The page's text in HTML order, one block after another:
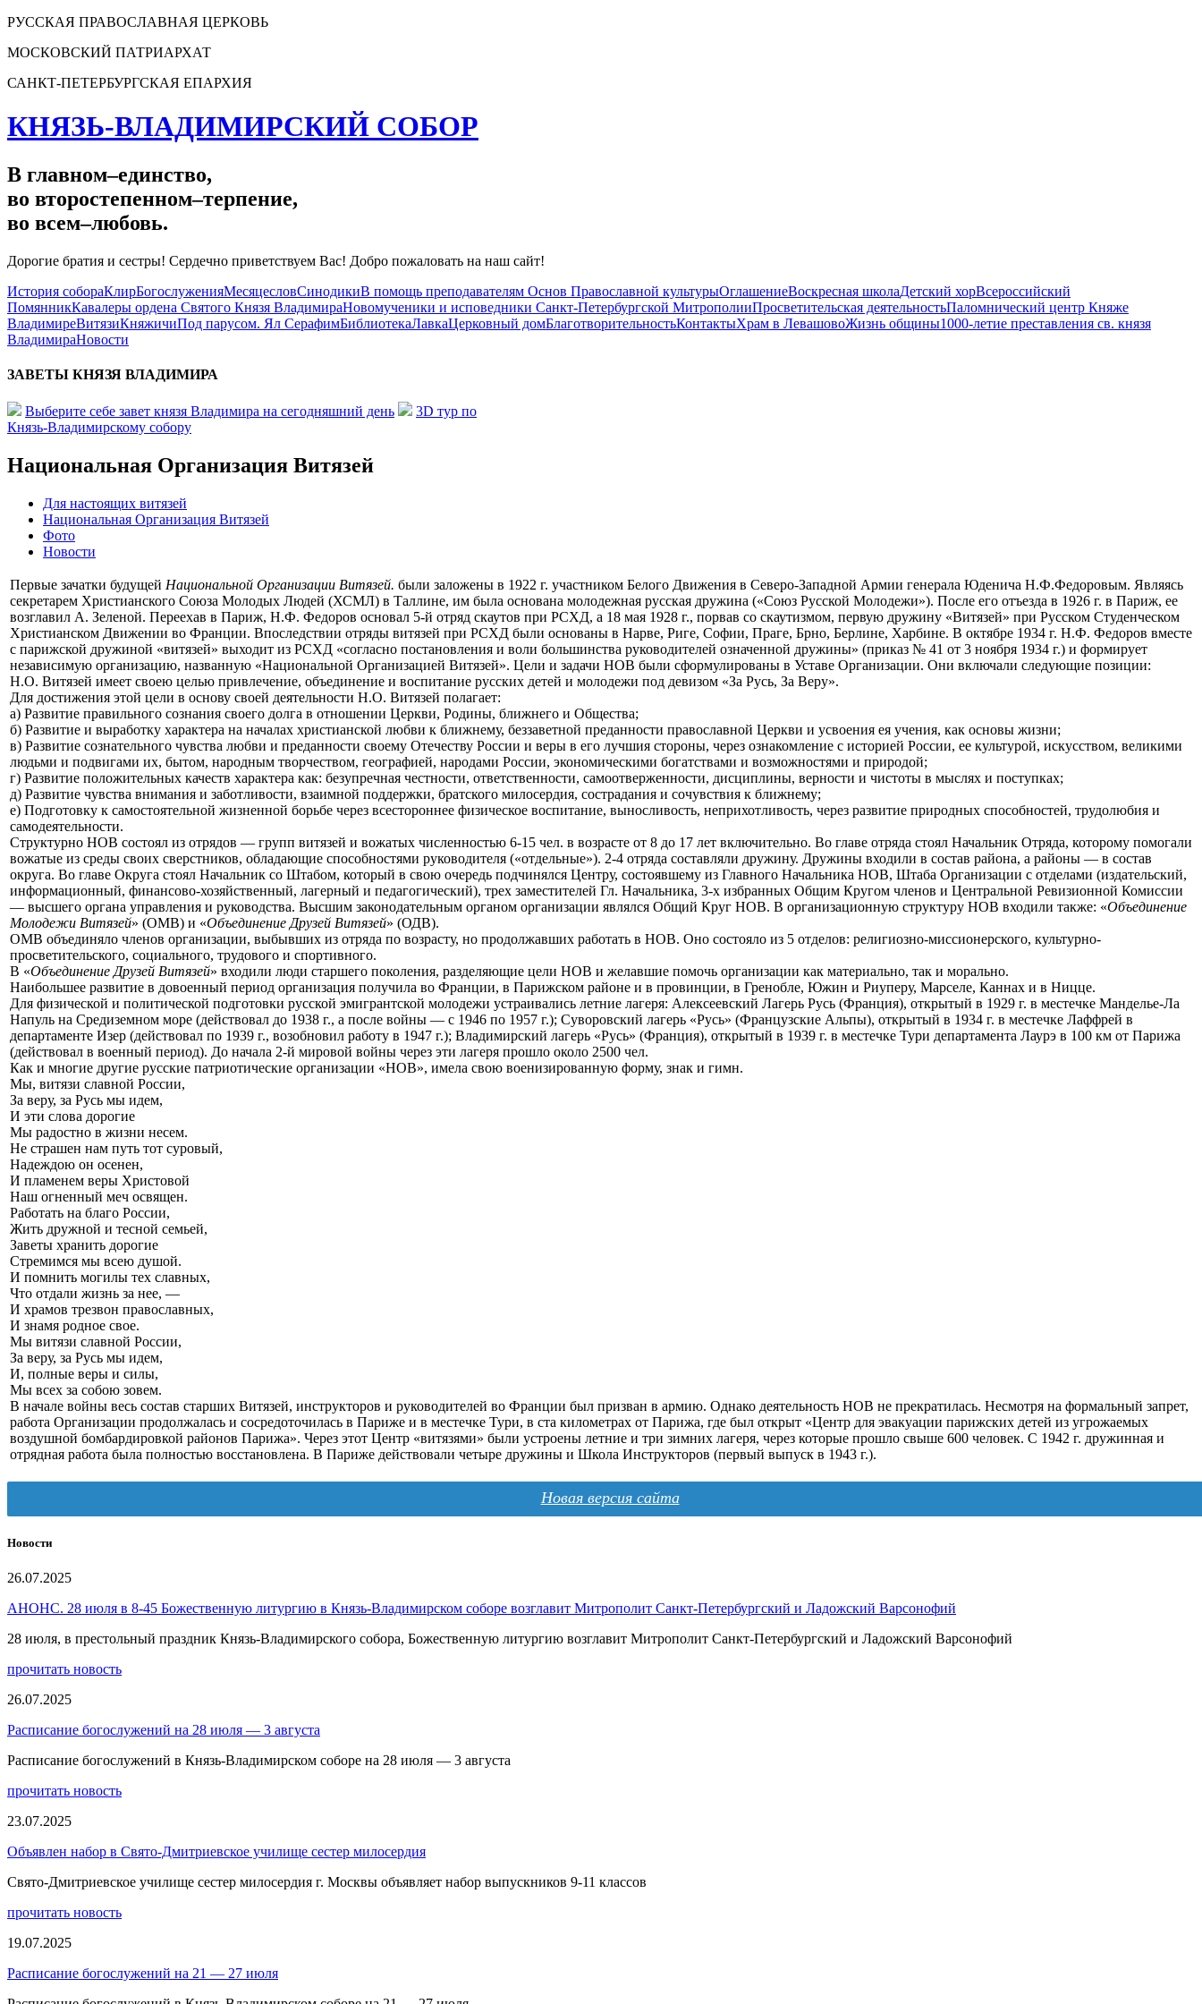
РУССКАЯ ПРАВОСЛАВНАЯ ЦЕРКОВЬ
МОСКОВСКИЙ ПАТРИАРХАТ
САНКТ-ПЕТЕРБУРГСКАЯ ЕПАРХИЯ
КНЯЗЬ-ВЛАДИМИРСКИЙ СОБОР
В главном–единство,
во второстепенном–терпение,
во всем–любовь.
Дорогие братия и сестры! Сердечно приветствуем Вас! Добро пожаловать на наш сайт!
История собораКлирБогослуженияМесяцесловСинодикиВ помощь преподавателям Основ Православной культурыОглашениеВоскресная школаДетский хорВсероссийский
ПомянникКавалеры ордена Святого Князя ВладимираНовомученики и исповедники Санкт-Петербургской МитрополииПросветительская деятельностьПаломнический центр Княже
ВладимиреВитязиКняжичиПод парусом. Ял СерафимБиблиотекаЛавкаЦерковный домБлаготворительностьКонтактыХрам в ЛевашовоЖизнь общины1000-летие преставления св. князя
ВладимираНовости
ЗАВЕТЫ КНЯЗЯ ВЛАДИМИРА
Выберите себе завет князя Владимира на сегодняшний день
3D тур по
Князь-Владимирскому собору
Национальная Организация Витязей
Для настоящих витязей
Национальная Организация Витязей
Фото
Новости
Первые зачатки будущей Национальной Организации Витязей. были заложены в 1922 г. участником Белого Движения в Северо-Западной Армии генерала Юденича Н.Ф.Федоровым. Являясь
секретарем Христианского Союза Молодых Людей (ХСМЛ) в Таллине, им была основана молодежная русская дружина («Союз Русской Молодежи»). После его отъезда в 1926 г. в Париж, ее
возглавил А. Зеленой. Переехав в Париж, Н.Ф. Федоров основал 5-й отряд скаутов при РСХД, а 18 мая 1928 г., порвав со скаутизмом, первую дружину «Витязей» при Русском Студенческом
Христианском Движении во Франции. Впоследствии отряды витязей при РСХД были основаны в Нарве, Риге, Софии, Праге, Брно, Берлине, Харбине. В октябре 1934 г. Н.Ф. Федоров вместе
с парижской дружиной «витязей» выходит из РСХД «согласно постановления и воли большинства руководителей означенной дружины» (приказ № 41 от 3 ноября 1934 г.) и формирует
независимую организацию, названную «Национальной Организацией Витязей». Цели и задачи НОВ были сформулированы в Уставе Организации. Они включали следующие позиции:
Н.О. Витязей имеет своею целью привлечение, объединение и воспитание русских детей и молодежи под девизом «За Русь, За Веру».
Для достижения этой цели в основу своей деятельности Н.О. Витязей полагает:
а) Развитие правильного сознания своего долга в отношении Церкви, Родины, ближнего и Общества;
б) Развитие и выработку характера на началах христианской любви к ближнему, беззаветной преданности православной Церкви и усвоения ея учения, как основы жизни;
в) Развитие сознательного чувства любви и преданности своему Отечеству России и веры в его лучшия стороны, через ознакомление с историей России, ее культурой, искусством, великими
людьми и подвигами их, бытом, народным творчеством, географией, народами России, экономическими богатствами и возможностями и природой;
г) Развитие положительных качеств характера как: безупречная честности, ответственности, самоотверженности, дисциплины, верности и чистоты в мыслях и поступках;
д) Развитие чувства внимания и заботливости, взаимной поддержки, братского милосердия, сострадания и сочувствия к ближнему;
е) Подготовку к самостоятельной жизненной борьбе через всестороннее физическое воспитание, выносливость, неприхотливость, через развитие природных способностей, трудолюбия и
самодеятельности.
Структурно НОВ состоял из отрядов — групп витязей и вожатых численностью 6-15 чел. в возрасте от 8 до 17 лет включительно. Во главе отряда стоял Начальник Отряда, которому помогали
вожатые из среды своих сверстников, обладающие способностями руководителя («отдельные»). 2-4 отряда составляли дружину. Дружины входили в состав района, а районы — в состав
округа. Во главе Округа стоял Начальник со Штабом, который в свою очередь подчинялся Центру, состоявшему из Главного Начальника НОВ, Штаба Организации с отделами (издательский,
информационный, финансово-хозяйственный, лагерный и педагогический), трех заместителей Гл. Начальника, 3-х избранных Общим Кругом членов и Центральной Ревизионной Комиссии
— высшего органа управления и руководства. Высшим законодательным органом организации являлся Общий Круг НОВ. В организационную структуру НОВ входили также: «Объединение
Молодежи Витязей» (ОМВ) и «Объединение Друзей Витязей» (ОДВ).
ОМВ объединяло членов организации, выбывших из отряда по возрасту, но продолжавших работать в НОВ. Оно состояло из 5 отделов: религиозно-миссионерского, культурно-
просветительского, социального, трудового и спортивного.
В «Объединение Друзей Витязей» входили люди старшего поколения, разделяющие цели НОВ и желавшие помочь организации как материально, так и морально.
Наибольшее развитие в довоенный период организация получила во Франции, в Парижском районе и в провинции, в Гренобле, Южин и Риуперу, Марселе, Каннах и в Ницце.
Для физической и политической подготовки русской эмигрантской молодежи устраивались летние лагеря: Алексеевский Лагерь Русь (Франция), открытый в 1929 г. в местечке Манделье-Ла
Напуль на Средиземном море (действовал до 1938 г., а после войны — с 1946 по 1957 г.); Суворовский лагерь «Русь» (Французские Альпы), открытый в 1934 г. в местечке Лаффрей в
департаменте Изер (действовал по 1939 г., возобновил работу в 1947 г.); Владимирский лагерь «Русь» (Франция), открытый в 1939 г. в местечке Тури департамента Лаурэ в 100 км от Парижа
(действовал в военный период). До начала 2-й мировой войны через эти лагеря прошло около 2500 чел.
Как и многие другие русские патриотические организации «НОВ», имела свою военизированную форму, знак и гимн.
Мы, витязи славной России,
За веру, за Русь мы идем,
И эти слова дорогие
Мы радостно в жизни несем.
Не страшен нам путь тот суровый,
Надеждою он осенен,
И пламенем веры Христовой
Наш огненный меч освящен.
Работать на благо России,
Жить дружной и тесной семьей,
Заветы хранить дорогие
Стремимся мы всею душой.
И помнить могилы тех славных,
Что отдали жизнь за нее, —
И храмов трезвон православных,
И знамя родное свое.
Мы витязи славной России,
За веру, за Русь мы идем,
И, полные веры и силы,
Мы всех за собою зовем.
В начале войны весь состав старших Витязей, инструкторов и руководителей во Франции был призван в армию. Однако деятельность НОВ не прекратилась. Несмотря на формальный запрет,
работа Организации продолжалась и сосредоточилась в Париже и в местечке Тури, в ста километрах от Парижа, где был открыт «Центр для эвакуации парижских детей из угрожаемых
воздушной бомбардировкой районов Парижа». Через этот Центр «витязями» были устроены летние и три зимних лагеря, через которые прошло свыше 600 человек. С 1942 г. дружинная и
отрядная работа была полностью восстановлена. В Париже действовали четыре дружины и Школа Инструкторов (первый выпуск в 1943 г.).
Новая версия сайта
Новости
26.07.2025
АНОНС. 28 июля в 8-45 Божественную литургию в Князь-Владимирском соборе возглавит Митрополит Санкт-Петербургский и Ладожский Варсонофий
28 июля, в престольный праздник Князь-Владимирского собора, Божественную литургию возглавит Митрополит Санкт-Петербургский и Ладожский Варсонофий
прочитать новость
26.07.2025
Расписание богослужений на 28 июля — 3 августа
Расписание богослужений в Князь-Владимирском соборе на 28 июля — 3 августа
прочитать новость
23.07.2025
Объявлен набор в Свято-Дмитриевское училище сестер милосердия
Свято-Дмитриевское училище сестер милосердия г. Москвы объявляет набор выпускников 9-11 классов
прочитать новость
19.07.2025
Расписание богослужений на 21 — 27 июля